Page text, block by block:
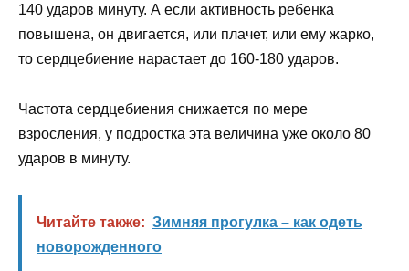
140 ударов минуту. А если активность ребенка
повышена, он двигается, или плачет, или ему жарко,
то сердцебиение нарастает до 160-180 ударов.
Частота сердцебиения снижается по мере
взросления, у подростка эта величина уже около 80
ударов в минуту.
Читайте также: Зимняя прогулка – как одеть
новорожденного